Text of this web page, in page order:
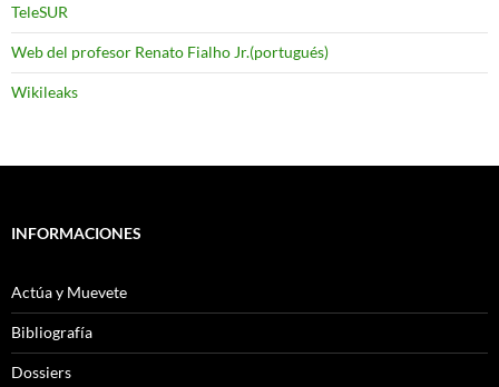
TeleSUR
Web del profesor Renato Fialho Jr.(portugués)
Wikileaks
INFORMACIONES
Actúa y Muevete
Bibliografía
Dossiers